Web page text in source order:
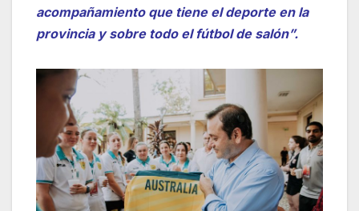
acompañamiento que tiene el deporte en la
provincia y sobre todo el fútbol de salón”.